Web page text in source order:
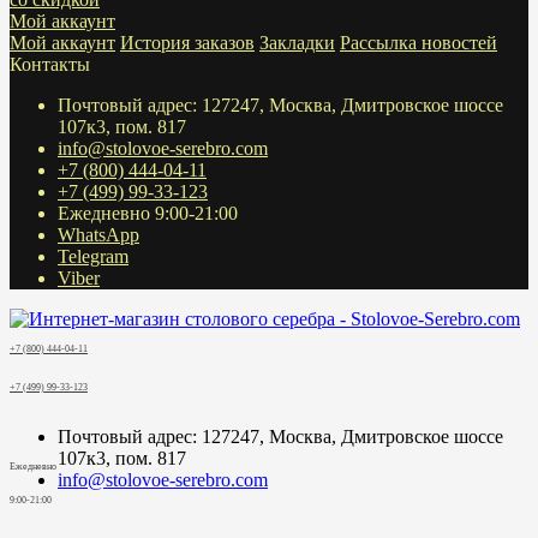
Мой аккаунт
Мой аккаунт История заказов Закладки Рассылка новостей
Контакты
Почтовый адрес: 127247, Москва, Дмитровское шоссе
107к3, пом. 817
info@stolovoe-serebro.com
+7 (800) 444-04-11
+7 (499) 99-33-123
Ежедневно 9:00-21:00
WhatsApp
Telegram
Viber
+7 (800) 444-04-11
+7 (499) 99-33-123
Почтовый адрес: 127247, Москва, Дмитровское шоссе
107к3, пом. 817
info@stolovoe-serebro.com
Ежедневно
9:00-21:00